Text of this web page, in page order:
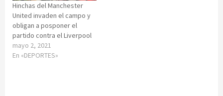
Hinchas del Manchester
United invaden el campo y
obligan a posponer el
partido contra el Liverpool
mayo 2, 2021
En «DEPORTES»